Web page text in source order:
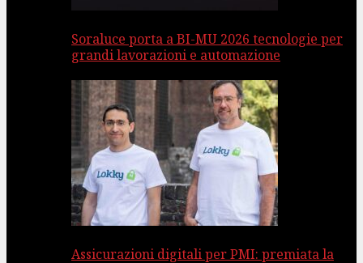
Soraluce porta a BI-MU 2026 tecnologie per
grandi lavorazioni e automazione
Assicurazioni digitali per PMI: premiata la